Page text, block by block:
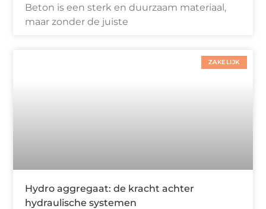
Beton is een sterk en duurzaam materiaal,
maar zonder de juiste
ZAKELIJK
Hydro aggregaat: de kracht achter
hydraulische systemen